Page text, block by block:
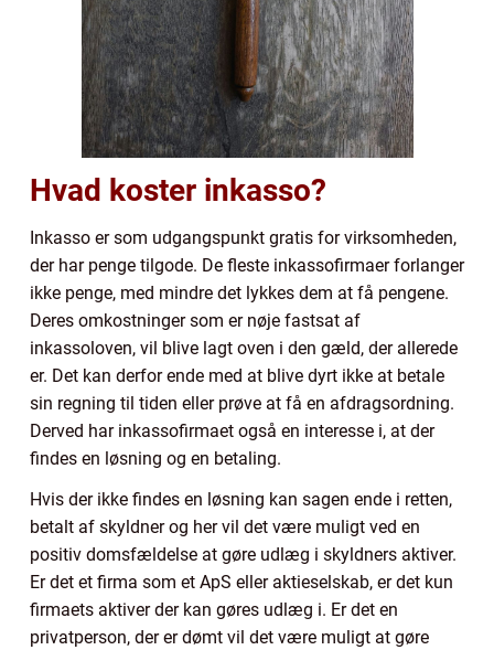
Hvad koster inkasso?
Inkasso er som udgangspunkt gratis for virksomheden,
der har penge tilgode. De fleste inkassofirmaer forlanger
ikke penge, med mindre det lykkes dem at få pengene.
Deres omkostninger som er nøje fastsat af
inkassoloven, vil blive lagt oven i den gæld, der allerede
er. Det kan derfor ende med at blive dyrt ikke at betale
sin regning til tiden eller prøve at få en afdragsordning.
Derved har inkassofirmaet også en interesse i, at der
findes en løsning og en betaling.
Hvis der ikke findes en løsning kan sagen ende i retten,
betalt af skyldner og her vil det være muligt ved en
positiv domsfældelse at gøre udlæg i skyldners aktiver.
Er det et firma som et ApS eller aktieselskab, er det kun
firmaets aktiver der kan gøres udlæg i. Er det en
privatperson, der er dømt vil det være muligt at gøre